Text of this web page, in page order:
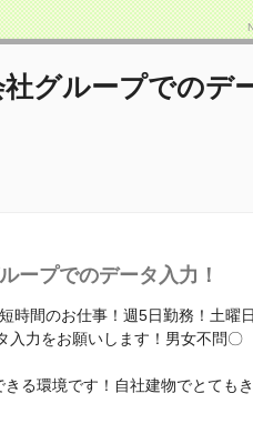
グループでのデ
ープでのデータ入力！
時間のお仕事！週5日勤務！土曜
入力をお願いします！男女不問〇
る環境です！自社建物でとても